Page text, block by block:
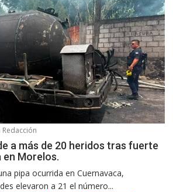
Redacción
a más de 20 heridos tras fuerte
en Morelos.
pipa ocurrida en Cuernavaca,
elevaron a 21 el número...